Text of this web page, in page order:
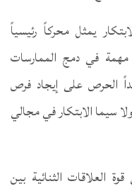
يمثل محركاً رئيسياً
مهمة في دمج الممارسات
الحرص على إيجاد فرص
سيما الابتكار في مجالي
العلاقات الثنائية بين